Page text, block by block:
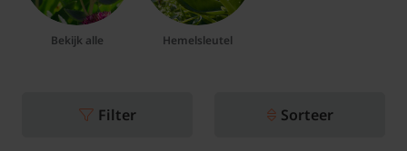
Bekijk alle Hemelsleutel
Filter Sorteer